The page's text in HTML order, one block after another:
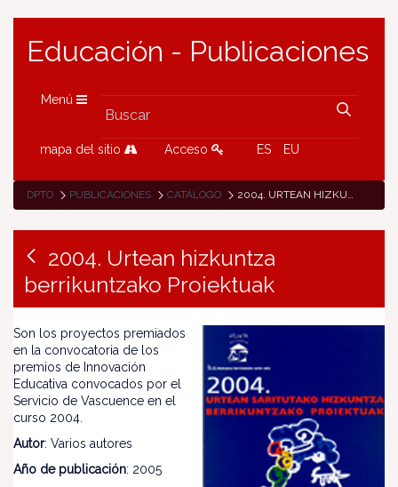
Educación - Publicaciones
Menú
mapa del sitio Acceso ES EU
DPTO PUBLICACIONES CATÁLOGO 2004. URTEAN HIZKUNTZA BERRIKUNTZAKO PROIEKTUAK
2004. Urtean hizkuntza
berrikuntzako Proiektuak
Son los proyectos premiados
en la convocatoria de los
premios de Innovación
Educativa convocados por el
Servicio de Vascuence en el
curso 2004.
Autor: Varios autores
Año de publicación: 2005